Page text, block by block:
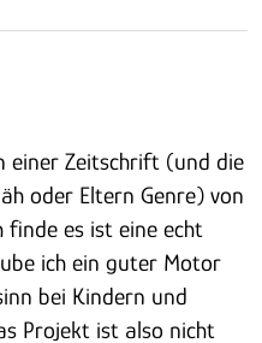
einer Zeitschrift (und die
oder Eltern Genre) von
finde es ist eine echt
ich ein guter Motor
bei Kindern und
Projekt ist also nicht